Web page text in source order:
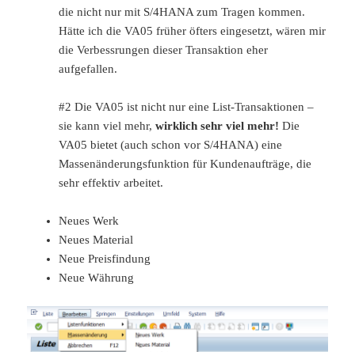
die nicht nur mit S/4HANA zum Tragen kommen.
Hätte ich die VA05 früher öfters eingesetzt, wären mir
die Verbessrungen dieser Transaktion eher
aufgefallen.
#2 Die VA05 ist nicht nur eine List-Transaktionen –
sie kann viel mehr,wirklich sehr viel mehr! Die
VA05 bietet (auch schon vor S/4HANA) eine
Massenänderungsfunktion für Kundenaufträge, die
sehr effektiv arbeitet.
Neues Werk
Neues Material
Neue Preisfindung
Neue Währung